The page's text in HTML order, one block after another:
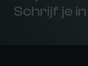
Schrijf je